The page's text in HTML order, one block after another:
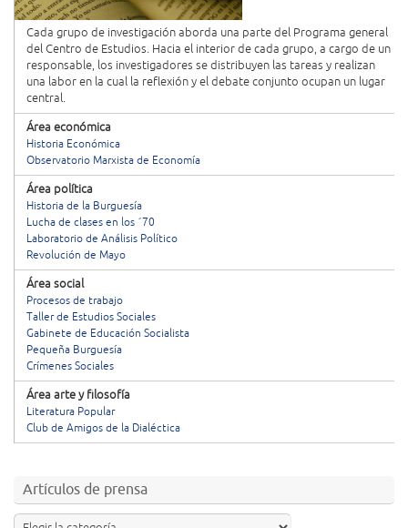
Cada grupo de investigación aborda una parte del Programa general
del Centro de Estudios. Hacia el interior de cada grupo, a cargo de un
responsable, los investigadores se distribuyen las tareas y realizan
una labor en la cual la reflexión y el debate conjunto ocupan un lugar
central.
Área económica
Historia Económica
Observatorio Marxista de Economía
Área política
Historia de la Burguesía
Lucha de clases en los ´70
Laboratorio de Análisis Político
Revolución de Mayo
Área social
Procesos de trabajo
Taller de Estudios Sociales
Gabinete de Educación Socialista
Pequeña Burguesía
Crímenes Sociales
Área arte y filosofía
Literatura Popular
Club de Amigos de la Dialéctica
Artículos de prensa